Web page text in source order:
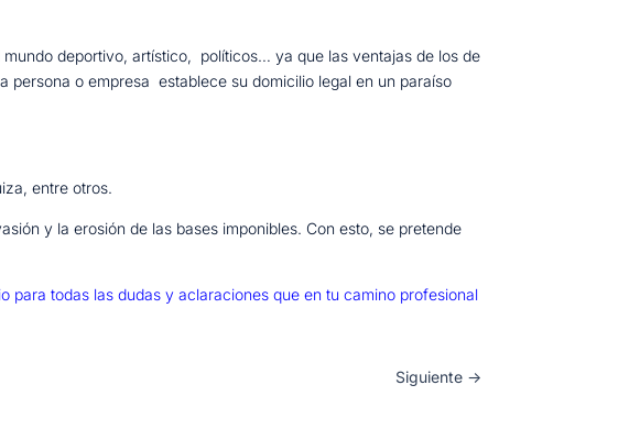
deportivo, artístico, políticos… ya que las ventajas de los de
persona o empresa establece su domicilio legal en un paraíso
entre otros.
y la erosión de las bases imponibles. Con esto, se pretende
para todas las dudas y aclaraciones que en tu camino profesional
Siguiente→